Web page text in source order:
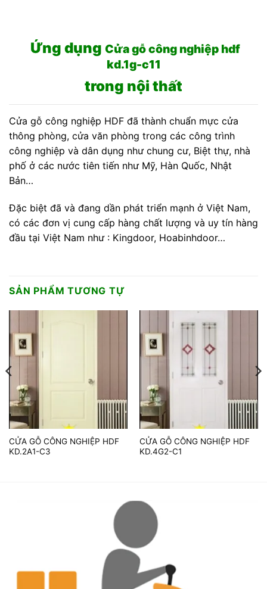
Ứng dụng Cửa gỗ công nghiệp hdf
kd.1g-c11
trong nội thất
Cửa gỗ công nghiệp HDF đã thành chuẩn mực cửa
thông phòng, cửa văn phòng trong các công trình
công nghiệp và dân dụng như chung cư, Biệt thự, nhà
phố ở các nước tiên tiến như Mỹ, Hàn Quốc, Nhật
Bản…
Đặc biệt đã và đang dần phát triển mạnh ở Việt Nam,
có các đơn vị cung cấp hàng chất lượng và uy tín hàng
đầu tại Việt Nam như : Kingdoor, Hoabinhdoor…
SẢN PHẨM TƯƠNG TỰ
CỬA GỖ CÔNG NGHIỆP HDF
KD.2A1-C3
CỬA GỖ CÔNG NGHIỆP HDF
KD.4G2-C1